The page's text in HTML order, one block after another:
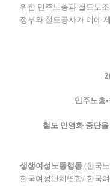
위한 민주노총과 철도노
정부와 철도공사가 이에
민주노총
철도 민영화 중단
생생여성노동행동 (한국
한국여성단체연합/ 한국